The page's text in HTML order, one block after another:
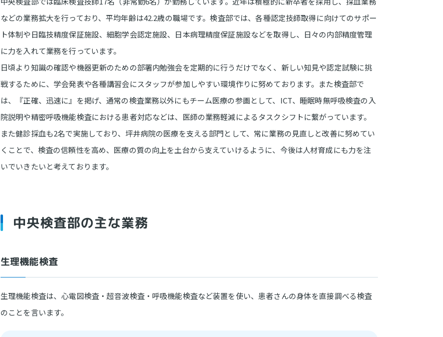
などの業務拡大を行っており、平均年齢は42.2歳の職場です。検査部では、各種認定技師取得に向けてのサポー
ト体制や日臨技精度保証施設、細胞学会認定施設、日本病理精度保証施設などを取得し、日々の内部精度管理
に力を入れて業務を行っています。
日頃より知識の確認や機器更新のための部署内勉強会を定期的に行うだけでなく、新しい知見や認定試験に挑
戦するために、学会発表や各種講習会にスタッフが参加しやすい環境作りに努めております。また検査部で
は、『正確、迅速に』を掲げ、通常の検査業務以外にもチーム医療の参画として、ICT、睡眠時無呼吸検査の入
院説明や精密呼吸機能検査における患者対応などは、医師の業務軽減によるタスクシフトに繋がっています。
また健診採血も2名で実施しており、坪井病院の医療を支える部門として、常に業務の見直しと改善に努めてい
くことで、検査の信頼性を高め、医療の質の向上を土台から支えていけるように、今後は人材育成にも力を注
いでいきたいと考えております。
中央検査部の主な業務
生理機能検査
生理機能検査は、心電図検査・超音波検査・呼吸機能検査など装置を使い、患者さんの身体を直接調べる検査
のことを言います。